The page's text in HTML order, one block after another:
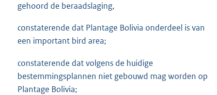
gehoord de beraadslaging,
constaterende dat Plantage Bolivia onderdeel is van
een important bird area;
constaterende dat volgens de huidige
bestemmingsplannen niet gebouwd mag worden op
Plantage Bolivia;